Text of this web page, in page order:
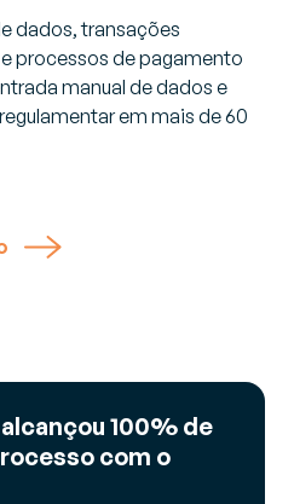
dados, transações
processos de pagamento
manual de dados e
em mais de 60
alcançou 100% de
com o